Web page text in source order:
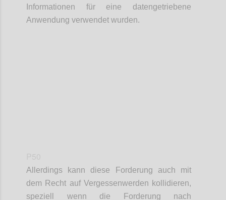
Informationen für eine datengetriebene
Anwendung verwendet wurden.
Allerdings kann diese Forderung auch mit
dem Recht auf Vergessenwerden kollidieren,
speziell wenn die Forderung nach